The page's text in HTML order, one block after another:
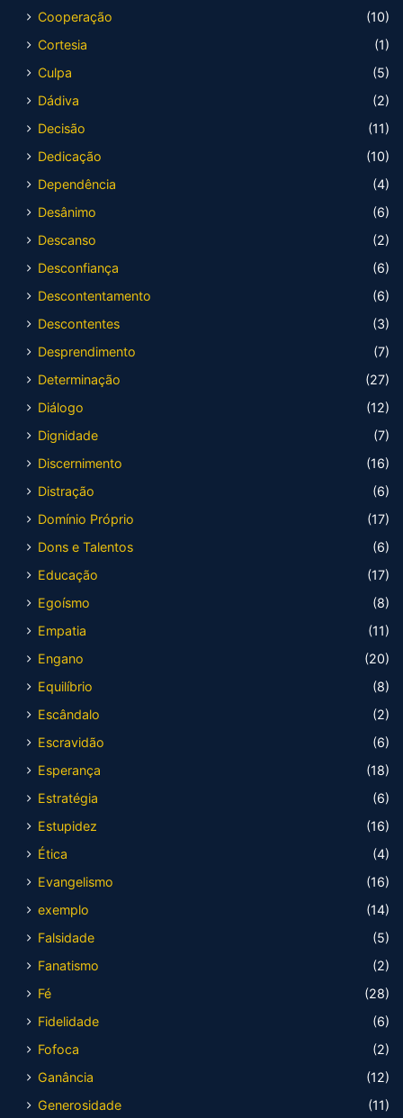
Cooperação
(10)
Cortesia
(1)
Culpa
(5)
Dádiva
(2)
Decisão
(11)
Dedicação
(10)
Dependência
(4)
Desânimo
(6)
Descanso
(2)
Desconfiança
(6)
Descontentamento
(6)
Descontentes
(3)
Desprendimento
(7)
Determinação
(27)
Diálogo
(12)
Dignidade
(7)
Discernimento
(16)
Distração
(6)
Domínio Próprio
(17)
Dons e Talentos
(6)
Educação
(17)
Egoísmo
(8)
Empatia
(11)
Engano
(20)
Equilíbrio
(8)
Escândalo
(2)
Escravidão
(6)
Esperança
(18)
Estratégia
(6)
Estupidez
(16)
Ética
(4)
Evangelismo
(16)
exemplo
(14)
Falsidade
(5)
Fanatismo
(2)
Fé
(28)
Fidelidade
(6)
Fofoca
(2)
Ganância
(12)
Generosidade
(11)